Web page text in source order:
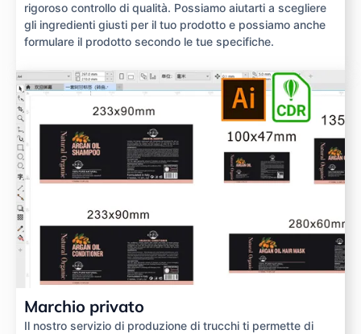
rigoroso controllo di qualità. Possiamo aiutarti a scegliere
gli ingredienti giusti per il tuo prodotto e possiamo anche
formulare il prodotto secondo le tue specifiche.
Marchio privato
Il nostro servizio di produzione di trucchi ti permette di